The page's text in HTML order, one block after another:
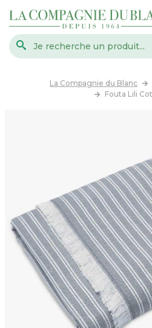
La Compagnie du Blanc
Fouta Lili